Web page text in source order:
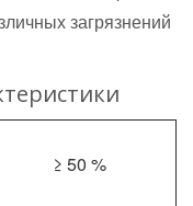
загрязнений
≥ 50 %